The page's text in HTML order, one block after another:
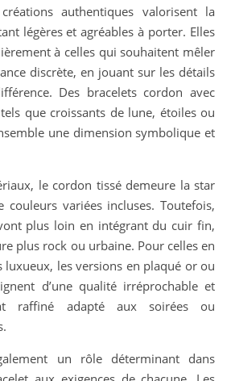
authentiques valorisent la
légères et agréables à porter. Elles
à celles qui souhaitent mêler
discrète, en jouant sur les détails
Des bracelets cordon avec
que croissants de lune, étoiles ou
une dimension symbolique et
le cordon tissé demeure la star
couleurs variées incluses. Toutefois,
plus loin en intégrant du cuir fin,
plus rock ou urbaine. Pour celles en
luxueux, les versions en plaqué or ou
d’une qualité irréprochable et
raffiné adapté aux soirées ou
un rôle déterminant dans